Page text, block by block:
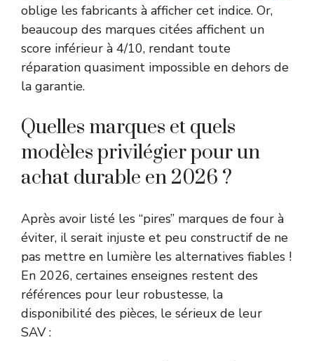
oblige les fabricants à afficher cet indice. Or,
beaucoup des marques citées affichent un
score inférieur à 4/10, rendant toute
réparation quasiment impossible en dehors de
la garantie.
Quelles marques et quels
modèles privilégier pour un
achat durable en 2026 ?
Après avoir listé les “pires” marques de four à
éviter, il serait injuste et peu constructif de ne
pas mettre en lumière les alternatives fiables !
En 2026, certaines enseignes restent des
références pour leur robustesse, la
disponibilité des pièces, le sérieux de leur
SAV :